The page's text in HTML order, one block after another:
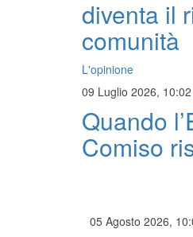
diventa il
comunità
L'opinione
09 Luglio 2026, 10:02
Quando
Comiso
05 Agosto 2026,